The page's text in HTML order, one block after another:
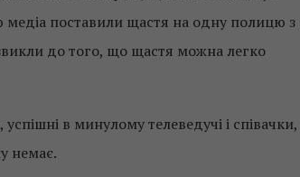
медіа поставили щастя на одну полицю з
до того, що щастя можна легко
в минулому телеведучі і співачки,
немає.